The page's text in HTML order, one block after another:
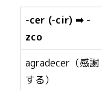
-cer (-cir) ➡ -
zco
agradecer（感謝
する）